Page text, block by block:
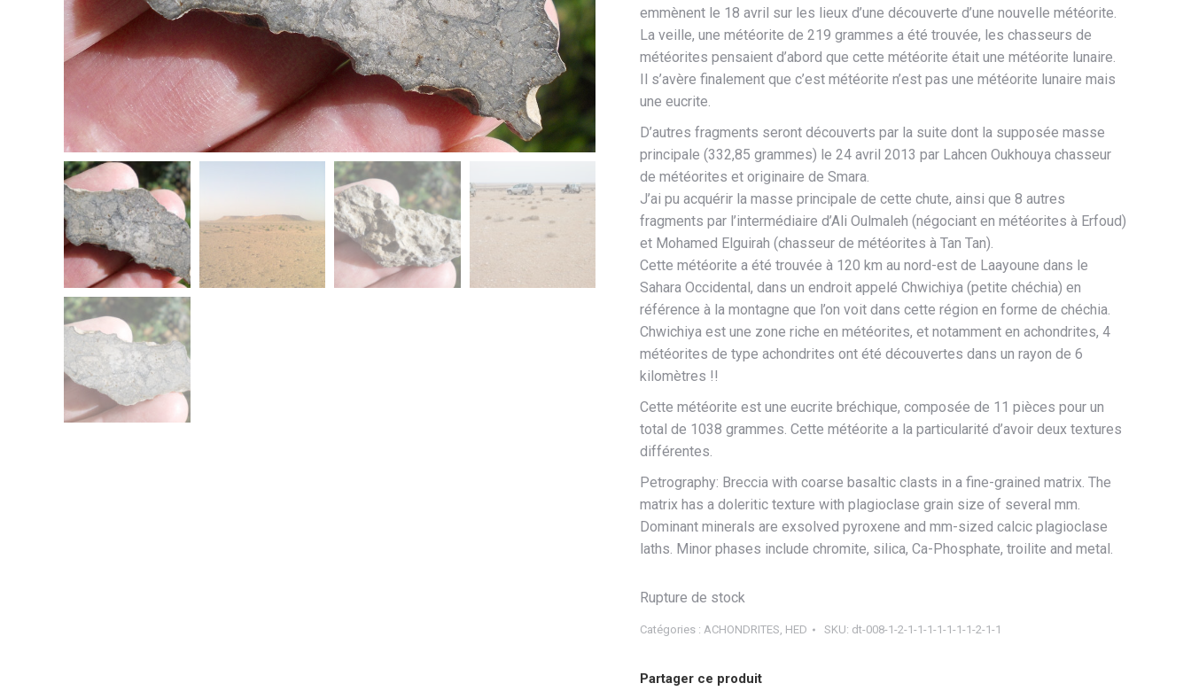
emmènent le 18 avril sur les lieux d’une découverte d’une nouvelle météorite.
La veille, une météorite de 219 grammes a été trouvée, les chasseurs de
météorites pensaient d’abord que cette météorite était une météorite lunaire.
Il s’avère finalement que c’est météorite n’est pas une météorite lunaire mais
une eucrite.
D’autres fragments seront découverts par la suite dont la supposée masse
principale (332,85 grammes) le 24 avril 2013 par Lahcen Oukhouya chasseur
de météorites et originaire de Smara.
J’ai pu acquérir la masse principale de cette chute, ainsi que 8 autres
fragments par l’intermédiaire d’Ali Oulmaleh (négociant en météorites à Erfoud)
et Mohamed Elguirah (chasseur de météorites à Tan Tan).
Cette météorite a été trouvée à 120 km au nord-est de Laayoune dans le
Sahara Occidental, dans un endroit appelé Chwichiya (petite chéchia) en
référence à la montagne que l’on voit dans cette région en forme de chéchia.
Chwichiya est une zone riche en météorites, et notamment en achondrites, 4
météorites de type achondrites ont été découvertes dans un rayon de 6
kilomètres !!
Cette météorite est une eucrite bréchique, composée de 11 pièces pour un
total de 1038 grammes. Cette météorite a la particularité d’avoir deux textures
différentes.
Petrography: Breccia with coarse basaltic clasts in a fine-grained matrix. The
matrix has a doleritic texture with plagioclase grain size of several mm.
Dominant minerals are exsolved pyroxene and mm-sized calcic plagioclase
laths. Minor phases include chromite, silica, Ca-Phosphate, troilite and metal.
Rupture de stock
Catégories : ACHONDRITES, HED SKU: dt-008-1-2-1-1-1-1-1-1-1-2-1-1
Partager ce produit